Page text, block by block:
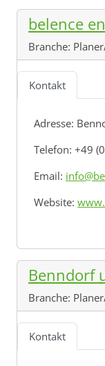
belence
Branche:
Kontakt
Adresse:
Telefon: +49
Email:
Website:
Benndorf
Branche:
Kontakt